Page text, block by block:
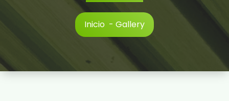
Inicio - Gallery